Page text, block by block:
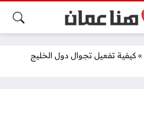
» كيفية تفعيل تجوال دول الخليج